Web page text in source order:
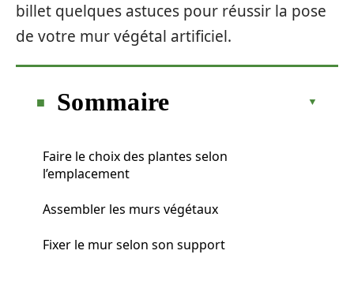
billet quelques astuces pour réussir la pose
de votre mur végétal artificiel.
Sommaire
Faire le choix des plantes selon
l’emplacement
Assembler les murs végétaux
Fixer le mur selon son support